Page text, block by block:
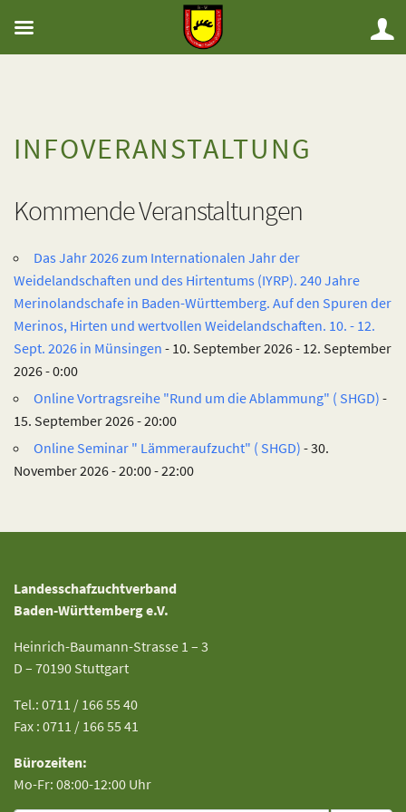
INFOVERANSTALTUNG
Kommende Veranstaltungen
Das Jahr 2026 zum Internationalen Jahr der
Weidelandschaften und des Hirtentums (IYRP). 240 Jahre
Merinolandschafe in Baden-Württemberg. Auf den Spuren der
Merinos, Hirten und wertvollen Weidelandschaften. 10. - 12.
Sept. 2026 in Münsingen - 10. September 2026 - 12. September
2026 - 0:00
Online Vortragsreihe "Rund um die Ablammung" ( SHGD) -
15. September 2026 - 20:00
Online Seminar " Lämmeraufzucht" ( SHGD) - 30.
November 2026 - 20:00 - 22:00
Landesschafzuchtverband
Baden-Württemberg e.V.
Heinrich-Baumann-Strasse 1 – 3
D – 70190 Stuttgart
Tel.: 0711 / 166 55 40
Fax : 0711 / 166 55 41
Bürozeiten:
Mo-Fr: 08:00-12:00 Uhr